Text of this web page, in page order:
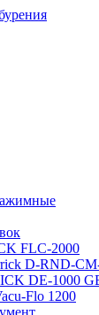
FLC-2000
D-RND-
DE-1000
Flo 1200